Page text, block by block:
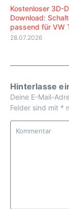
Kostenloser 3D-
Download:
passend für VW
28.07.2026
Hinterlasse
Deine E-Mail-
Felder sind mit *